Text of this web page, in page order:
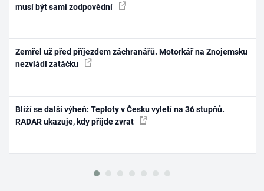
musí být sami zodpovědní
Zemřel už před příjezdem záchranářů. Motorkář na Znojemsku
nezvládl zatáčku
Blíží se další výheň: Teploty v Česku vyletí na 36 stupňů.
RADAR ukazuje, kdy přijde zvrat